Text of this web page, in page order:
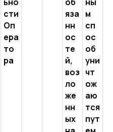
сти
Оп
ера
то
ра
яза
нн
ос
те
й,
воз
ло
же
нн
ых
м
сп
ос
об
уни
чт
ож
аю
тся
пут